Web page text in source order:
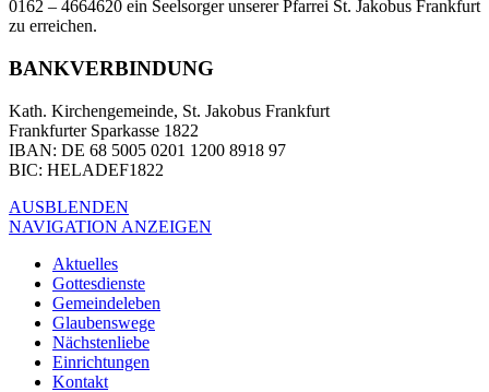
0162 – 4664620 ein Seelsorger unserer Pfarrei St. Jakobus Frankfurt
zu erreichen.
BANKVERBINDUNG
Kath. Kirchengemeinde, St. Jakobus Frankfurt
Frankfurter Sparkasse 1822
IBAN: DE 68 5005 0201 1200 8918 97
BIC: HELADEF1822
AUSBLENDEN
NAVIGATION ANZEIGEN
Aktuelles
Gottesdienste
Gemeindeleben
Glaubenswege
Nächstenliebe
Einrichtungen
Kontakt